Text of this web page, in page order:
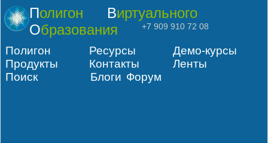
Полигон
Виртуального
Образования
+7 909 910 72 08
Полигон Ресурсы
Демо-курсы
Продукты
Контакты
Ленты
Поиск
Блоги Форум